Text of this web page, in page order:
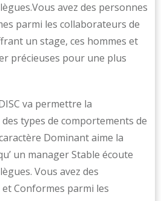
avez des personnes
parmi les collaborateurs de
un stage, ces hommes et
précieuses pour une plus
va permettre la
types de comportements de
Dominant aime la
un manager Stable écoute
Vous avez des
Conformes parmi les